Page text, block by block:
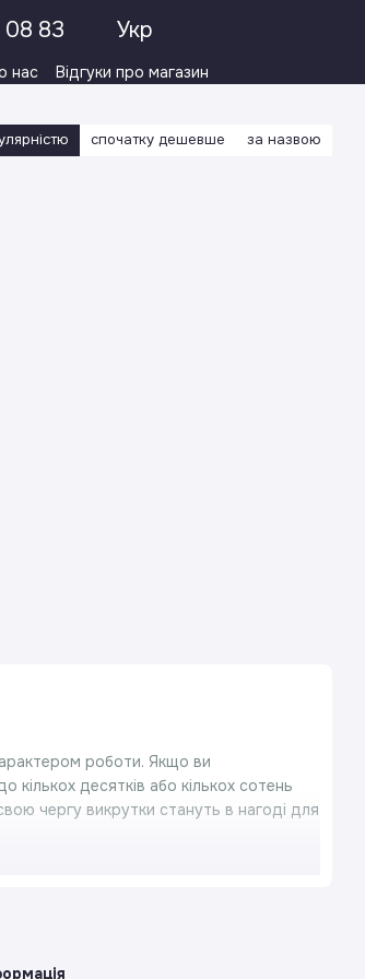
08 83 Укр
нас Відгуки про магазин
спочатку дешевше за назвою
роботи. Якщо ви
кількох десятків або кількох сотень
чергу викрутки стануть в нагоді для